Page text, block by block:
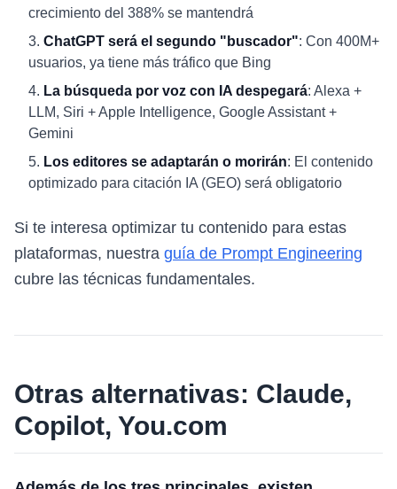
crecimiento del 388% se mantendrá
ChatGPT será el segundo "buscador": Con 400M+
usuarios, ya tiene más tráfico que Bing
La búsqueda por voz con IA despegará: Alexa +
LLM, Siri + Apple Intelligence, Google Assistant +
Gemini
Los editores se adaptarán o morirán: El contenido
optimizado para citación IA (GEO) será obligatorio
Si te interesa optimizar tu contenido para estas
plataformas, nuestra guía de Prompt Engineering
cubre las técnicas fundamentales.
Otras alternativas: Claude,
Copilot, You.com